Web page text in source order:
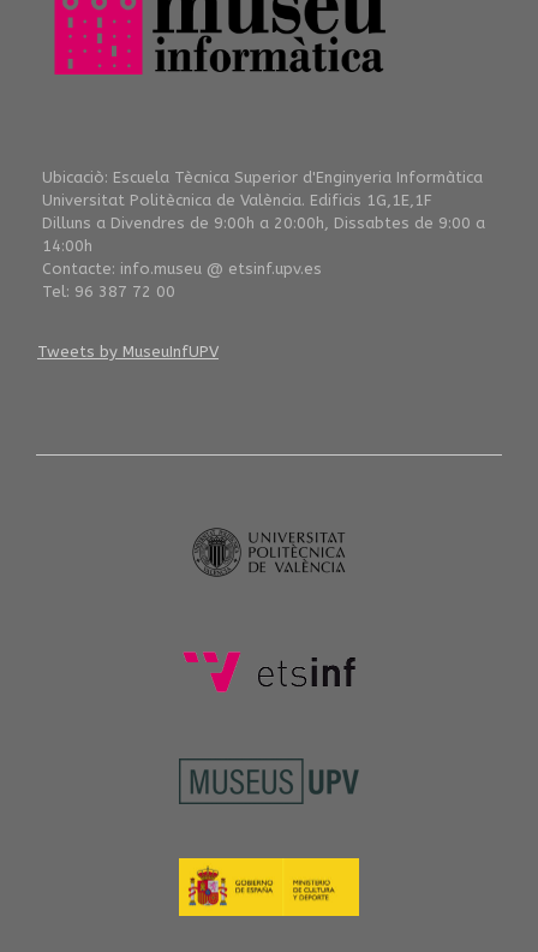
Ubicaciò: Escuela Tècnica Superior d'Enginyeria Informàtica
Universitat Politècnica de València. Edificis 1G,1E,1F
Dilluns a Divendres de 9:00h a 20:00h, Dissabtes de 9:00 a
14:00h
Contacte: info.museu @ etsinf.upv.es
Tel: 96 387 72 00
Tweets by MuseuInfUPV